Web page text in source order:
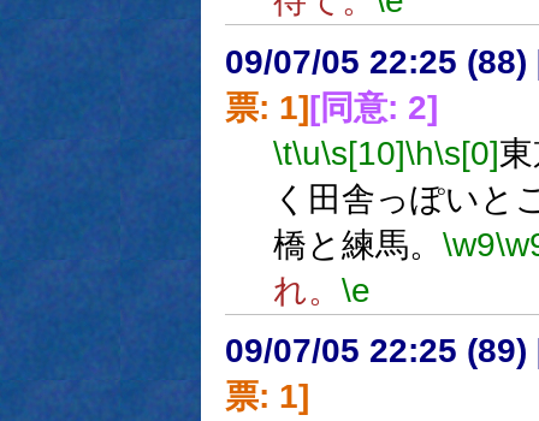
09/07/05 22:25 (88)
票: 1][同意: 2]
\t\u\s[10]\h\s[0]
く田舎っぽいと
橋と練馬。 \w9
れ。 \e
09/07/05 22:25 (89)
票: 1]